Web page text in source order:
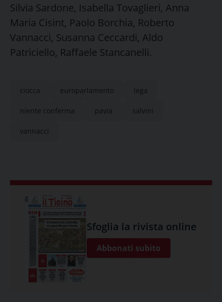
Silvia Sardone, Isabella Tovaglieri, Anna
Maria Cisint, Paolo Borchia, Roberto
Vannacci, Susanna Ceccardi, Aldo
Patriciello, Raffaele Stancanelli.
ciocca europarlamento lega
niente conferma pavia salvini
vannacci
Sfoglia la rivista online
Abbonati subito